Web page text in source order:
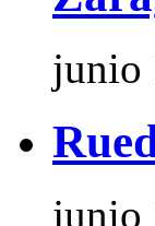
junio
junio